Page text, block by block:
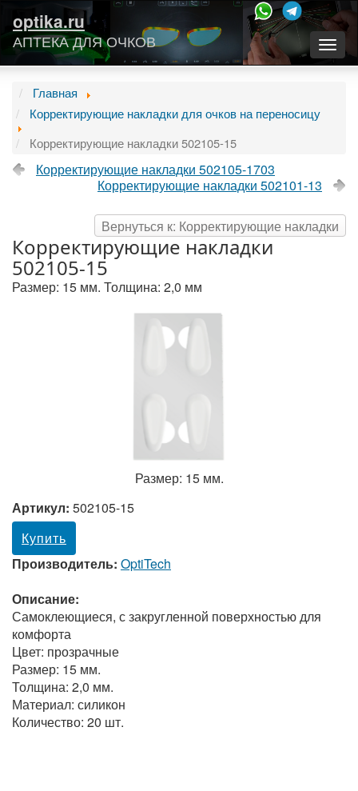
optika.ru
АПТЕКА ДЛЯ ОЧКОВ
Главная
Корректирующие накладки для очков на переносицу
Корректирующие накладки 502105-15
Корректирующие накладки 502105-1703
Корректирующие накладки 502101-13
Вернуться к: Корректирующие накладки
Корректирующие накладки
502105-15
Размер: 15 мм. Толщина: 2,0 мм
Размер: 15 мм.
Артикул: 502105-15
Купить
Производитель: OptiTech
Описание:
Самоклеющиеся, с закругленной поверхностью для
комфорта
Цвет: прозрачные
Размер: 15 мм.
Толщина: 2,0 мм.
Материал: силикон
Количество: 20 шт.